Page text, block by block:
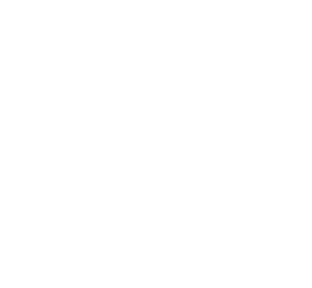
anlamı demek?